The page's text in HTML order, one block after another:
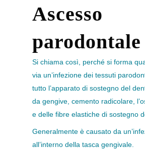
Ascesso
parodontale
Si chiama così, perché si forma
via un’infezione dei tessuti
tutto l’apparato di sostegno del
da gengive, cemento radicolare,
e delle fibre elastiche di sostegno
Generalmente è causato da
all’interno della tasca gengivale.